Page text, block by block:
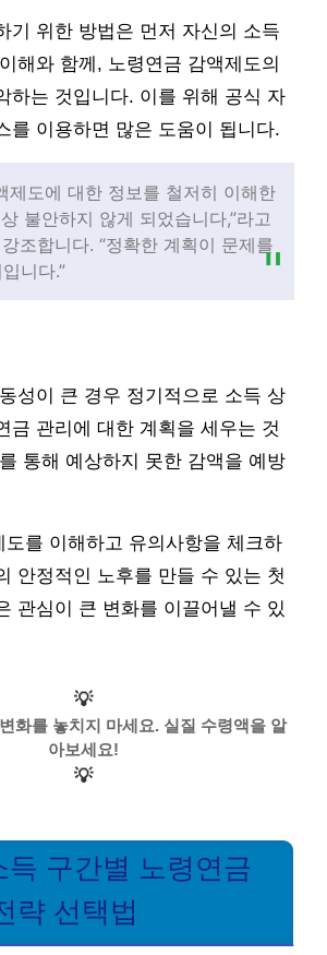
기 위한 방법은 먼저 자신의 소득
해와 함께, 노령연금 감액제도의
하는 것입니다. 이를 위해 공식 자
를 이용하면 많은 도움이 됩니다.
제도에 대한 정보를 철저히 이해한
불안하지 않게 되었습니다,”라고
조합니다. “정확한 계획이 문제를
니다.”
성이 큰 경우 정기적으로 소득 상
금 관리에 대한 계획을 세우는 것
통해 예상하지 못한 감액을 예방
도를 이해하고 유의사항을 체크하
안정적인 노후를 만들 수 있는 첫
관심이 큰 변화를 이끌어낼 수 있
💡
화를 놓치지 마세요. 실질 수령액을 알
아보세요!
💡
득 구간별 노령연금
략 선택법